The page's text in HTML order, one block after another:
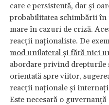
care e persistentă, dar și
probabilitatea schimbării
mare în cazuri de criză.
reacții naționaliste. De
mod unilateral și fără nici
abordare privind drepturile
orientată spre viitor,
reacții naționale și
Este necesară o